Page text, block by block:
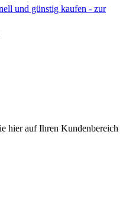
hier auf Ihren Kundenbereich